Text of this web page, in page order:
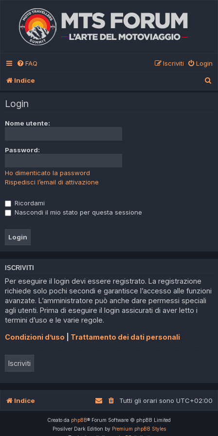
FAQ Login
Iscriviti
Indice
Login
Nome utente:
Password:
Ho dimenticato la password
Rispedisci l’email di attivazione
Ricordami
Nascondi il mio stato per questa sessione
ISCRIVITI
Per eseguire il login devi essere registrato. La registrazione
richiede solo pochi secondi e garantisce l’accesso alle funzioni
avanzate. L’amministratore può anche dare permessi speciali
agli utenti. Prima di eseguire il login assicurati di aver letto i
termini d’uso e le varie regole.
Condizioni d’uso Trattamento dei dati personali
Iscriviti
Indice Tutti gli orari sono UTC+02:00
Creato da phpBB® Forum Software © phpBB Limited
Prosilver Dark Edition by Premium phpBB Styles